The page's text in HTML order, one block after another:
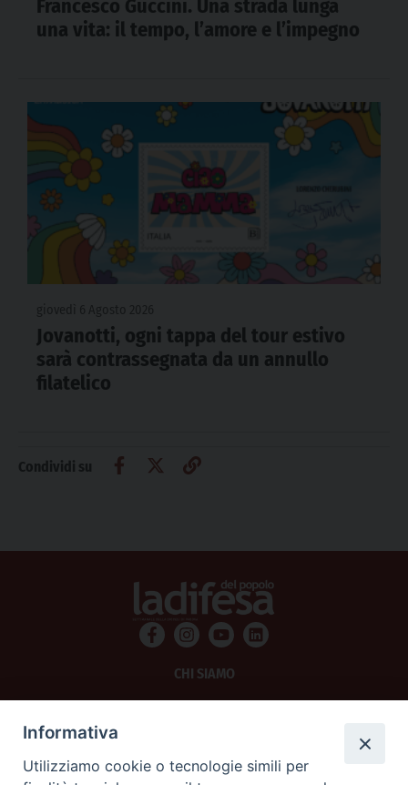
Francesco Guccini. Una strada lunga
una vita: il tempo, l’amore e l’impegno
Jovanotti, ogni tappa del tour estivo
sarà contrassegnata da un annullo
filatelico
Condividi su
CHI SIAMO
Informativa
Utilizziamo cookie o tecnologie simili per